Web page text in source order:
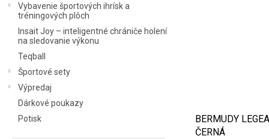
Vybavenie športových ihrísk a
tréningových plôch
Insait Joy – inteligentné chrániče holení
na sledovanie výkonu
Teqball
Športové sety
Výpredaj
Dárkové poukazy
Potisk
BERMUDY
ČERNÁ